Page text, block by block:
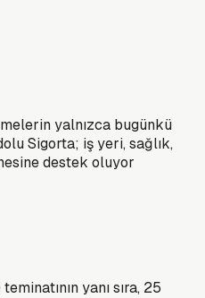
yalnızca bugünkü
Sigorta; iş yeri, sağlık,
destek oluyor
yanı sıra, 25